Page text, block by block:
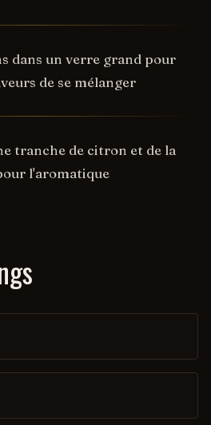
dans un verre grand pour
de se mélanger
tranche de citron et de la
l'aromatique